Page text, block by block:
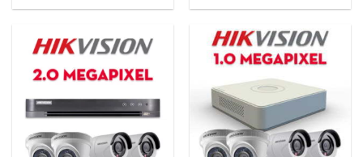
từ
12.030.000₫
từ
đến